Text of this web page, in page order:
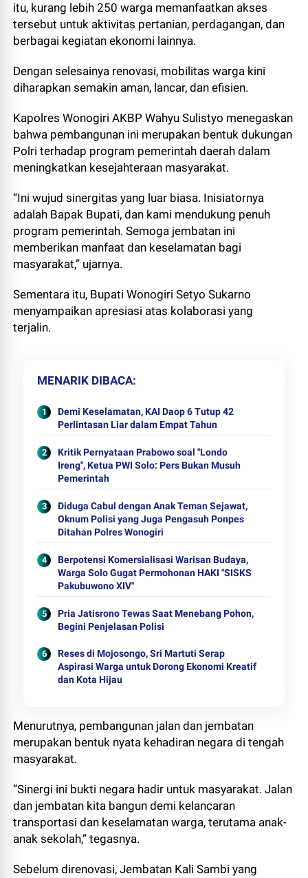
itu, kurang lebih 250 warga memanfaatkan akses
tersebut untuk aktivitas pertanian, perdagangan, dan
berbagai kegiatan ekonomi lainnya.
Dengan selesainya renovasi, mobilitas warga kini
diharapkan semakin aman, lancar, dan efisien.
Kapolres Wonogiri AKBP Wahyu Sulistyo menegaskan
bahwa pembangunan ini merupakan bentuk dukungan
Polri terhadap program pemerintah daerah dalam
meningkatkan kesejahteraan masyarakat.
“Ini wujud sinergitas yang luar biasa. Inisiatornya
adalah Bapak Bupati, dan kami mendukung penuh
program pemerintah. Semoga jembatan ini
memberikan manfaat dan keselamatan bagi
masyarakat,” ujarnya.
Sementara itu, Bupati Wonogiri Setyo Sukarno
menyampaikan apresiasi atas kolaborasi yang
terjalin.
MENARIK DIBACA
Demi Keselamatan, KAI Daop 6 Tutup 42
Perlintasan Liar dalam Empat Tahun
Kritik Pernyataan Prabowo soal "Londo
Ireng", Ketua PWI Solo: Pers Bukan Musuh
Pemerintah
Diduga Cabul dengan Anak Teman Sejawat,
Oknum Polisi yang Juga Pengasuh Ponpes
Ditahan Polres Wonogiri
Berpotensi Komersialisasi Warisan Budaya,
Warga Solo Gugat Permohonan HAKI "SISKS
Pakubuwono XIV"
Pria Jatisrono Tewas Saat Menebang Pohon,
Begini Penjelasan Polisi
Reses di Mojosongo, Sri Martuti Serap
Aspirasi Warga untuk Dorong Ekonomi Kreatif
dan Kota Hijau
Menurutnya, pembangunan jalan dan jembatan
merupakan bentuk nyata kehadiran negara di tengah
masyarakat.
“Sinergi ini bukti negara hadir untuk masyarakat. Jalan
dan jembatan kita bangun demi kelancaran
transportasi dan keselamatan warga, terutama anak-
anak sekolah,” tegasnya.
Sebelum direnovasi, Jembatan Kali Sambi yang